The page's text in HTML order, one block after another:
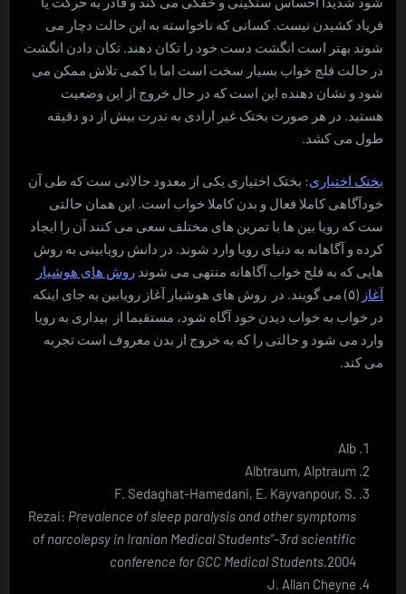
فریاد کشیدن نیست. کسانی که ناخواسته به این حالت دچار می
شوند بهتر است انگشت دست خود را تکان دهند. تکان دادن انگشت
در حالت فلج خواب بسیار سخت است اما با کمی تلاش ممکن می
شود و نشان دهنده این است که در حال خروج از این وضعیت
هستید. در هر صورت بختک غیر ارادی به ندرت بیش از دو دقیقه
طول می کشد.
بختک اختیاری: بختک اختیاری یکی از معدود حالاتی ست که طی آن
خودآگاهی کاملا فعال و بدن کاملا خواب است. این همان حالتی
ست که رویا بین ها با تمرین های مختلف سعی می کنند آن را ایجاد
کرده و آگاهانه به دنیای رویا وارد شوند. در دانش رویابینی به روش
هایی که به فلج خواب آگاهانه منتهی می شوند روش های هوشیار
آغاز
(۵) می گویند. در روش های هوشیار آغاز رویابین به جای اینکه
در خواب به خواب دیدن خود آگاه شود، مستقیما از بیداری به رویا
وارد می شود و حالتی را که به خروج از بدن معروف است تجربه
می کند.
Alb
Albtraum, Alptraum
F. Sedaghat-Hamedani, E. Kayvanpour, S.
Rezai: Prevalence of sleep paralysis and other symptoms
of narcolepsy in Iranian Medical Students”-3rd scientific
conference for GCC Medical Students.2004
J. Allan Cheyne